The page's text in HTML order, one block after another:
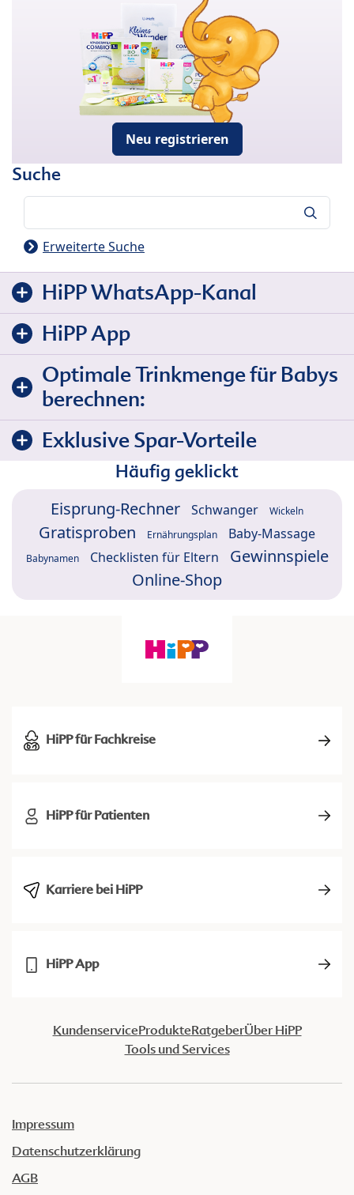
Neu registrieren
Suche
Erweiterte Suche
HiPP WhatsApp-Kanal
HiPP App
Optimale Trinkmenge für Babys
berechnen:
Exklusive Spar-Vorteile
Häufig geklickt
Eisprung-Rechner Schwanger Wickeln
Gratisproben Ernährungsplan Baby-Massage
Babynamen Checklisten für Eltern
Gewinnspiele
Online-Shop
HiPP für Fachkreise
HiPP für Patienten
Karriere bei HiPP
HiPP App
KundenserviceProdukteRatgeberÜber HiPP
Tools und Services
Impressum
Datenschutzerklärung
AGB